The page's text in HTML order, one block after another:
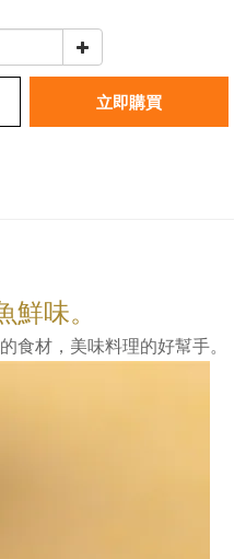
立即購買
味。
食材，美味料理的好幫手。